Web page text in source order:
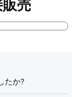
売
たか?